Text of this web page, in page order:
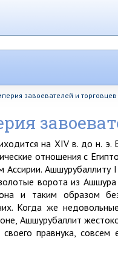
завоевателей и торговцев
на XIV в. до н. э.
отношения с
Ашшурубаллиту
ворота из
и таким образом
Когда же
Ашшурубаллит
правнука,